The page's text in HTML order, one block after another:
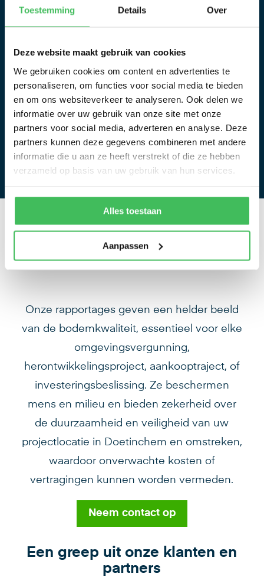
Toestemming Details Over
Deze website maakt gebruik van cookies
We gebruiken cookies om content en advertenties te
personaliseren, om functies voor social media te bieden
en om ons websiteverkeer te analyseren. Ook delen we
informatie over uw gebruik van onze site met onze
partners voor social media, adverteren en analyse. Deze
partners kunnen deze gegevens combineren met andere
informatie die u aan ze heeft verstrekt of die ze hebben
verzameld op basis van uw gebruik van hun services.
Alles toestaan
Aanpassen
Max. bestandsgrootte: 512 MB, Max. aantal
bestanden: 20.
Waarom
bodemonderzoek in
Doetinchem?
Onze rapportages geven een helder beeld
van de bodemkwaliteit, essentieel voor elke
omgevingsvergunning,
herontwikkelingsproject, aankooptraject, of
investeringsbeslissing. Ze beschermen
mens en milieu en bieden zekerheid over
de duurzaamheid en veiligheid van uw
projectlocatie in Doetinchem en omstreken,
waardoor onverwachte kosten of
vertragingen kunnen worden vermeden.
Neem contact op
Een greep uit onze klanten en
partners